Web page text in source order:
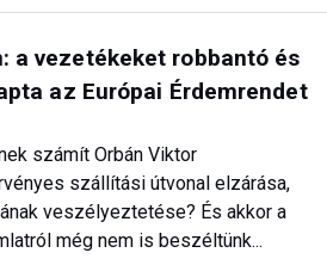
a vezetékeket robbantó és
az Európai Érdemrendet
számít Orbán Viktor
szállítási útvonal elzárása,
veszélyeztetése? És akkor a
még nem is beszéltünk...